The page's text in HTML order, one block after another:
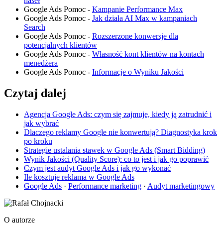
Google Ads Pomoc - Kampanie Performance Max
Google Ads Pomoc - Jak działa AI Max w kampaniach
Search
Google Ads Pomoc - Rozszerzone konwersje dla
potencjalnych klientów
Google Ads Pomoc - Własność kont klientów na kontach
menedżera
Google Ads Pomoc - Informacje o Wyniku Jakości
Czytaj dalej
Agencja Google Ads: czym się zajmuje, kiedy ją zatrudnić i
jak wybrać
Dlaczego reklamy Google nie konwertują? Diagnostyka krok
po kroku
Strategie ustalania stawek w Google Ads (Smart Bidding)
Wynik Jakości (Quality Score): co to jest i jak go poprawić
Czym jest audyt Google Ads i jak go wykonać
Ile kosztuje reklama w Google Ads
Google Ads · Performance marketing · Audyt marketingowy
O autorze